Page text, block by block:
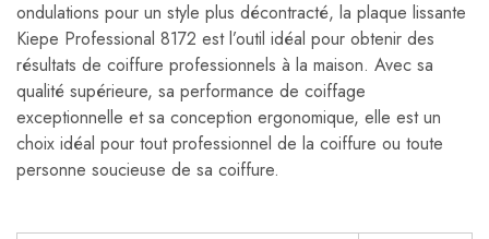
ondulations pour un style plus décontracté, la plaque lissante
Kiepe Professional 8172 est l’outil idéal pour obtenir des
résultats de coiffure professionnels à la maison. Avec sa
qualité supérieure, sa performance de coiffage
exceptionnelle et sa conception ergonomique, elle est un
choix idéal pour tout professionnel de la coiffure ou toute
personne soucieuse de sa coiffure.